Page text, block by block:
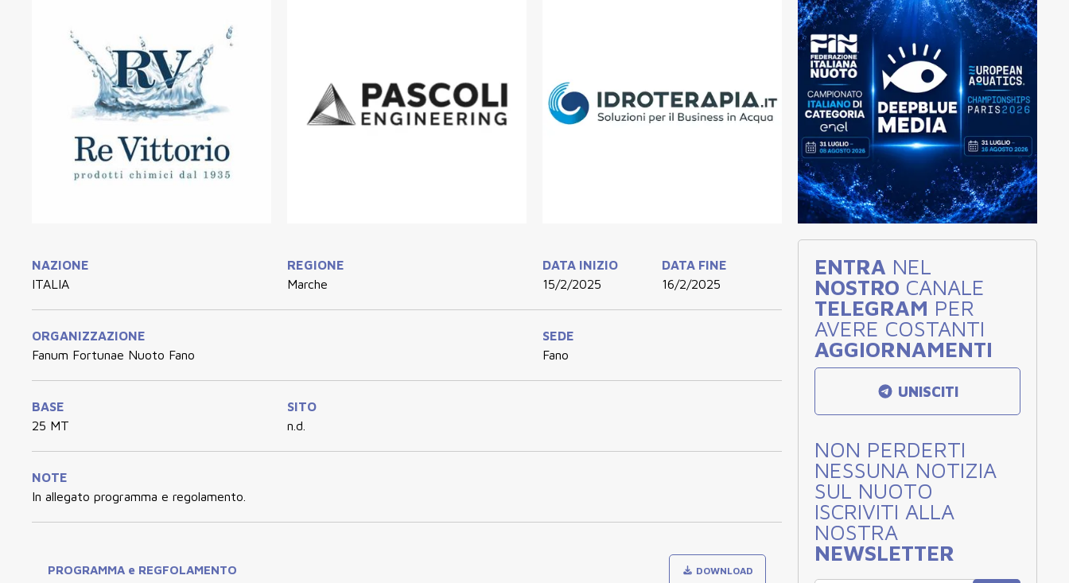
NAZIONE
ITALIA
REGIONE
Marche
DATA INIZIO
15/2/2025
DATA FINE
16/2/2025
ORGANIZZAZIONE
Fanum Fortunae Nuoto Fano
SEDE
Fano
BASE
25 MT
SITO
n.d.
NOTE
In allegato programma e regolamento.
PROGRAMMA e REGFOLAMENTO DOWNLOAD
ENTRA NEL
NOSTRO CANALE
TELEGRAM PER
AVERE COSTANTI
AGGIORNAMENTI
UNISCITI
NON PERDERTI
NESSUNA NOTIZIA
SUL NUOTO
ISCRIVITI ALLA
NOSTRA
NEWSLETTER